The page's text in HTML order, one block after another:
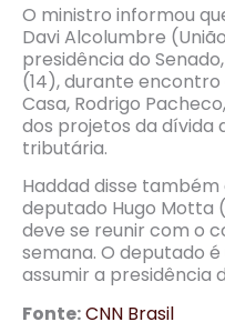
O ministro informou
Davi Alcolumbre
presidência do
(14), durante
Casa, Rodrigo
dos projetos da dívida
tributária.
Haddad disse
deputado Hugo Motta
deve se reunir com o
semana. O deputado
assumir a presidência
Fonte:CNN Brasil